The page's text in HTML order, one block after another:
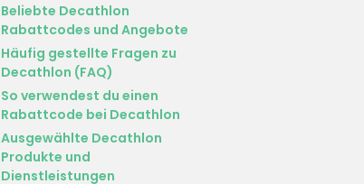
Beliebte Decathlon
Rabattcodes und Angebote
Häufig gestellte Fragen zu
Decathlon (FAQ)
So verwendest du einen
Rabattcode bei Decathlon
Ausgewählte Decathlon
Produkte und
Dienstleistungen